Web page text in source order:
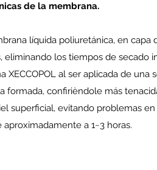
de la membrana.
líquida poliuretánica, en
los tiempos de secado
al ser aplicada de una
formada, confirièndole más
superficial, evitando problemas
a 1~3 horas.